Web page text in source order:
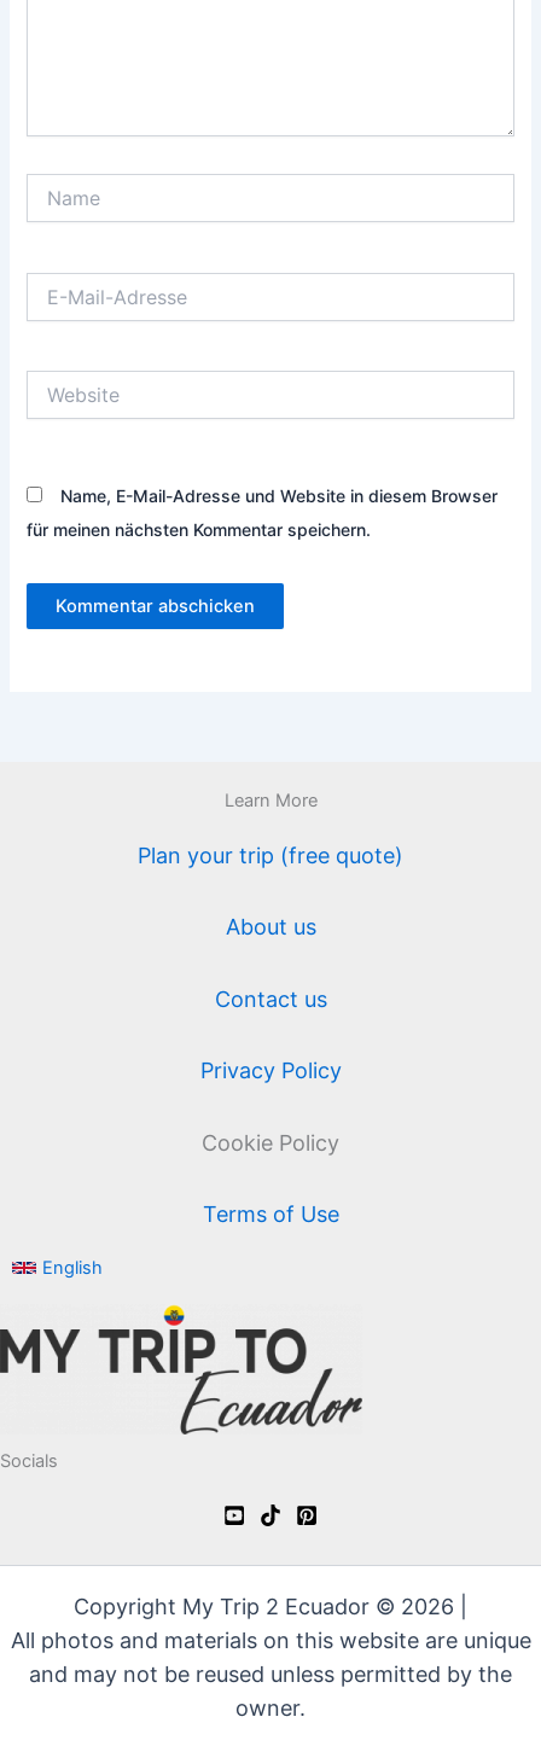
Mail-
Name, E-Mail-Adresse und Website in diesem Browser
für meinen nächsten Kommentar speichern.
Learn More
Plan your trip (free quote)
About us
Contact us
Privacy Policy
Cookie Policy
Terms of Use
English
Socials
Copyright My Trip 2 Ecuador © 2026 |
All photos and materials on this website are unique
and may not be reused unless permitted by the
owner.